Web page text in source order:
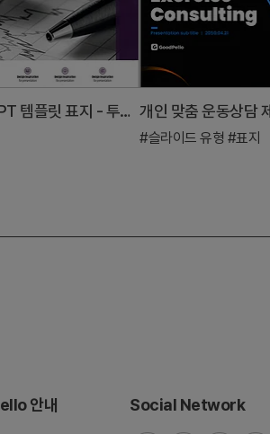
스탠다드 투자유치 PPT 템플릿 표지 - 투자 매력 표현
#슬라이드 유형 #표지
Social Network
안내